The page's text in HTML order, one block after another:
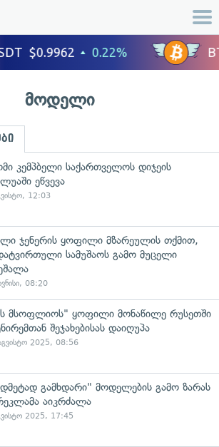
მოდელი
კემპბელი საქართველოს დიჯეის
ეწვევა
12:03
ჯენერის ყოფილი მზარეულის თქმით,
სამუშაოს გამო მუცელი
08:20
მსოფლიოს" ყოფილი მონაწილე რუსეთში
შეჯახებისას დაიღუპა
2025, 08:56
გამხდარი" მოდელების გამო ზარას
აიკრძალა
2025, 17:45